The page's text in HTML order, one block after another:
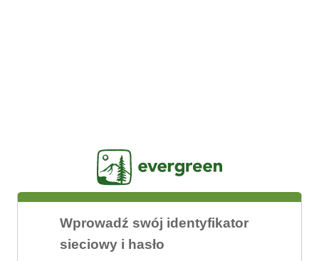
Wprowadź swój identyfikator
sieciowy i hasło